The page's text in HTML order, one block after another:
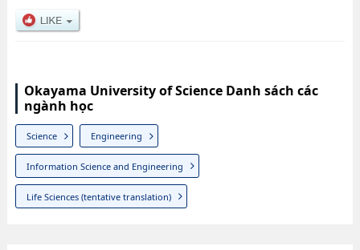
Okayama University of Science Danh sách các
ngành học
Science Engineering
Information Science and Engineering
Life Sciences (tentative translation)